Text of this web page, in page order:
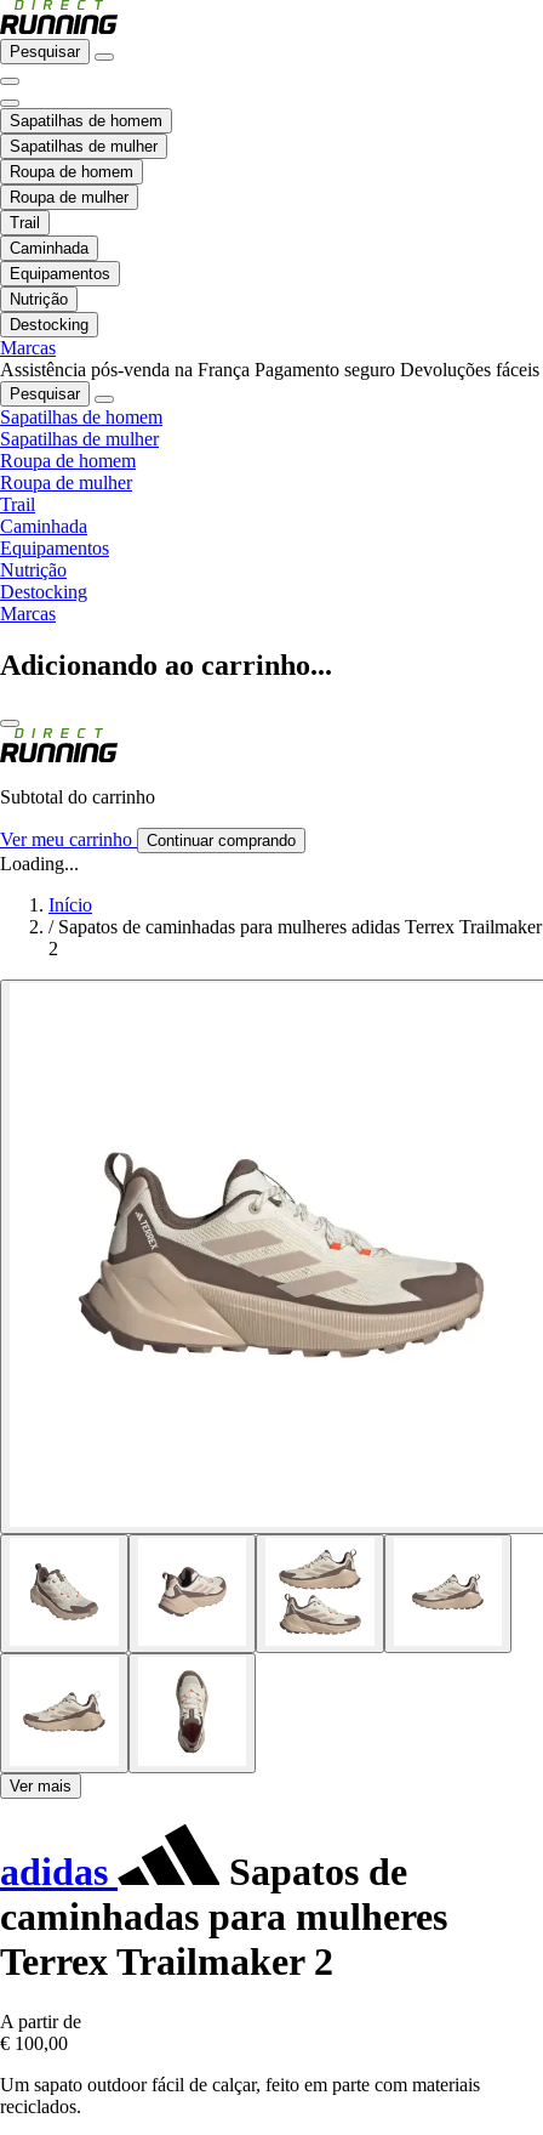
Pesquisar
Sapatilhas de homem
Sapatilhas de mulher
Roupa de homem
Roupa de mulher
Trail
Caminhada
Equipamentos
Nutrição
Destocking
Marcas
Assistência pós-venda na França Pagamento seguro Devoluções fáceis
Pesquisar
Sapatilhas de homem
Sapatilhas de mulher
Roupa de homem
Roupa de mulher
Trail
Caminhada
Equipamentos
Nutrição
Destocking
Marcas
Adicionando ao carrinho...
Subtotal do carrinho
Ver meu carrinho Continuar comprando
Loading...
Início
/ Sapatos de caminhadas para mulheres adidas Terrex Trailmaker
2
Ver mais
adidas
Sapatos de
caminhadas para mulheres
Terrex Trailmaker 2
A partir de
€ 100,00
Um sapato outdoor fácil de calçar, feito em parte com materiais
reciclados.